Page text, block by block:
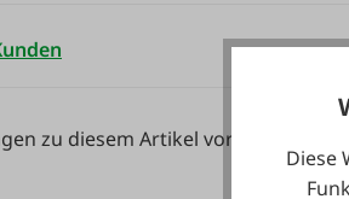
zu diesem Artikel vorhanden.
Diese